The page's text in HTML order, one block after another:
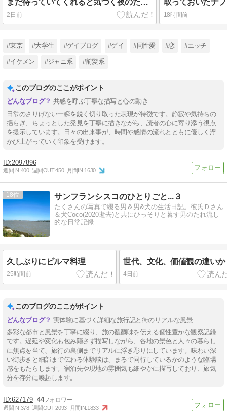
まだ待っていてくれると気づく夜のために
2日前 18時間前
#東京 #大学生 #ゲイブログ #ゲイ #同性愛 #恋 #エッチ
#イケメン #ジャニ系 #前髪系
このブログのここがポイント
共感を呼ぶ丁寧な描写と心の動き
日常のさりげない一瞬を鋭く切り取った表現が特徴です。静寂や気持ちの
揺らぎ、ちょっとした発見を丁寧に描きながら、読者の心に寄り添う視点
を提示しています。日々の出来事が、時間や感情の流れとともに優しく浮
かび上がっていく印象を受けます。
2097896
週間IN:400 週間OUT:450 月間IN:1630
18 サンフランシスコのひとりごと...３
たくさんの写真で綴る男＆男&犬の生活日記。彼氏Ｄさん
＆犬Coco(2020逝去)と共にひっそりと暮す男のたれ流し
的な日常記録
久しぶりにビルマ料理
25時間前
世代、文化、価値観の違いか
4日前
このブログのここがポイント
実体験に基づく詳細な旅行記と街のリアルな風景
多彩な都市と風景を丁寧に綴り、旅の醍醐味を伝える個性豊かな観察記録
です。遅延や変化も包み隠さず描写しながら、各地の景色と人々の暮らし
に焦点を当て、旅行の裏側までリアルに浮き彫りにしています。味わい深
い街歩きと細部まで伝わる体験談は、まるで同行しているかのような臨場
感をもたらします。宿泊先や現地の雰囲気も細やかに描写しており、旅気
分を存分に喚起します。
627179 44
週間IN:378 週間OUT:2093 月間IN:1833